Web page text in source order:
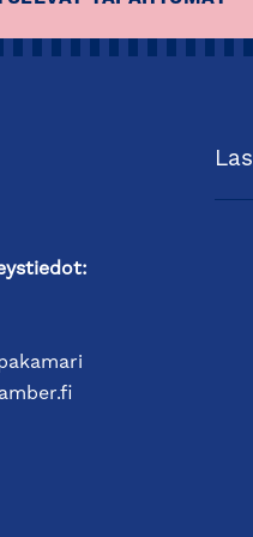
sektoreille. Tule
sykkeessä – miltä